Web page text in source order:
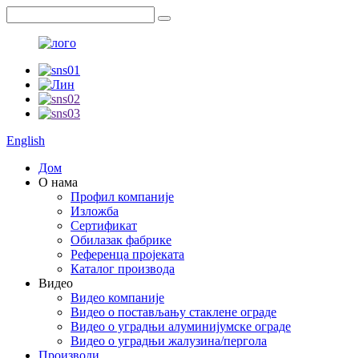
English
Дом
О нама
Профил компаније
Изложба
Сертификат
Обилазак фабрике
Референца пројеката
Каталог производа
Видео
Видео компаније
Видео о постављању стаклене ограде
Видео о уградњи алуминијумске ограде
Видео о уградњи жалузина/пергола
Производи